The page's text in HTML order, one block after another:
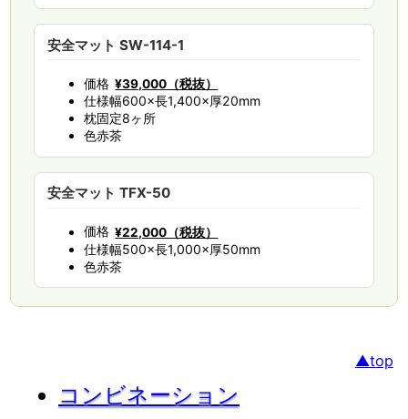
安全マット SW-114-1
価格 ¥39,000（税抜）
仕様幅600×長1,400×厚20mm
枕固定8ヶ所
色赤茶
安全マット TFX-50
価格 ¥22,000（税抜）
仕様幅500×長1,000×厚50mm
色赤茶
▲top
コンビネーション